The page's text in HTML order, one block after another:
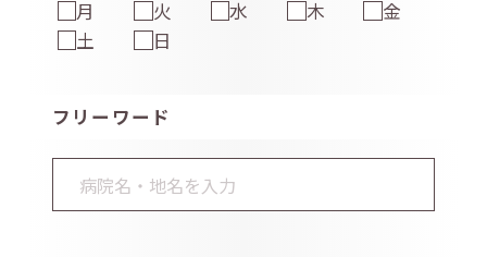
月 火 水 木
金
土
日
フリーワード